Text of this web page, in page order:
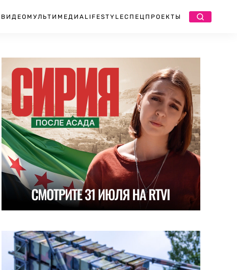
ВИДЕО МУЛЬТИМЕДИА LIFESTYLEСПЕЦПРОЕКТЫ